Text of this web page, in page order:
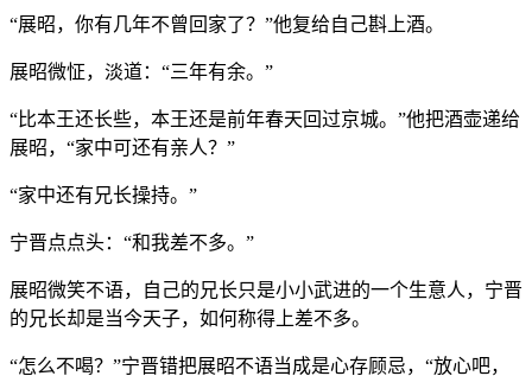
“展昭，你有几年不曾回家了？”他复给自己斟上酒。
展昭微怔，淡道：“三年有余。”
“比本王还长些，本王还是前年春天回过京城。”他把酒壶递给
展昭，“家中可还有亲人？”
“家中还有兄长操持。”
宁晋点点头：“和我差不多。”
展昭微笑不语，自己的兄长只是小小武进的一个生意人，宁晋
的兄长却是当今天子，如何称得上差不多。
“怎么不喝？”宁晋错把展昭不语当成是心存顾忌，“放心吧，